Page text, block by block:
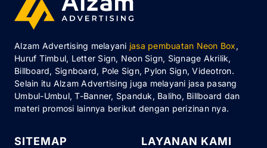
Alzam Advertising melayani jasa pembuatan Neon Box,
Huruf Timbul, Letter Sign, Neon Sign, Signage Akrilik,
Billboard, Signboard, Pole Sign, Pylon Sign, Videotron.
Selain itu Alzam Advertising juga melayani jasa pasang
Umbul-Umbul, T-Banner, Spanduk, Baliho, Billboard dan
materi promosi lainnya berikut dengan perizinan nya.
SITEMAP LAYANAN KAMI